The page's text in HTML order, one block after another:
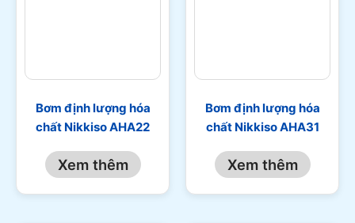
Bơm định lượng hóa
chất Nikkiso AHA22
Xem thêm
Bơm định lượng hóa
chất Nikkiso AHA31
Xem thêm